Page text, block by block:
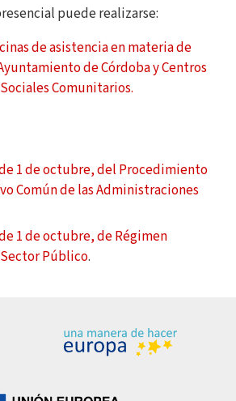
puede realizarse:
de asistencia en materia de
de Córdoba y Centros
Comunitarios.
de 1 de octubre, del Procedimiento
Común de las Administraciones
1 de octubre, de Régimen
Público.